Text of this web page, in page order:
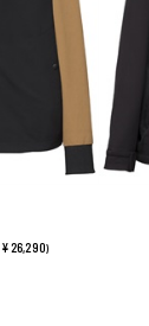
¥26,290)